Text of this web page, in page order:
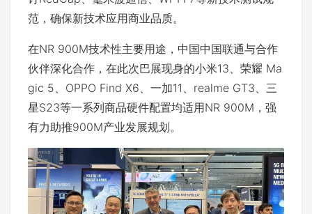
范，确保新技术应用商业品质。
在NR 900M技术性主要用途，中国中国联通与合作
伙伴深化合作，在此次巴展现身的小米13、荣耀 Ma
gic 5、OPPO Find X6、一加11、realme GT3、三
星S23等一系列商品硬件配置均适用NR 900M，强
有力助推900M产业发展规划。